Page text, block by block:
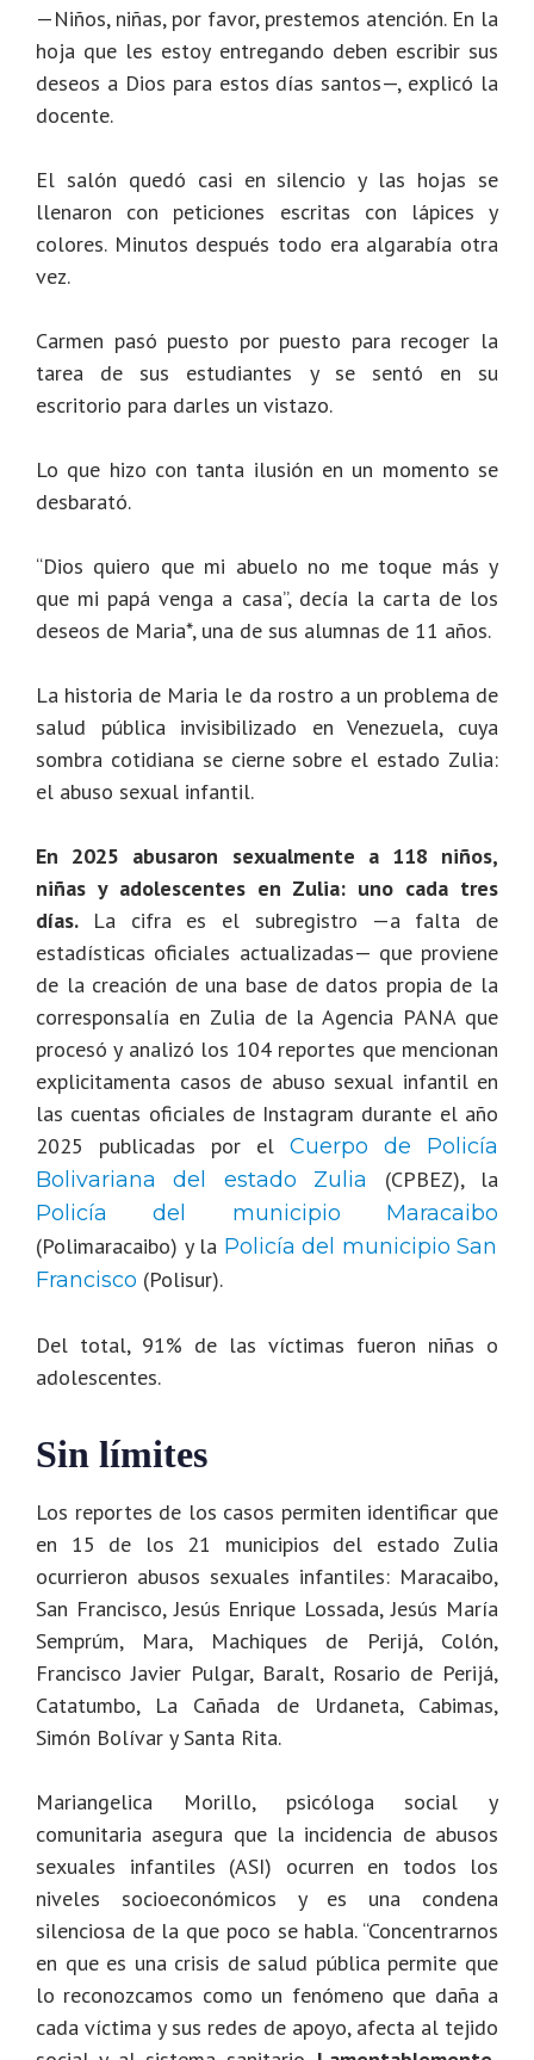
—Niños, niñas, por favor, prestemos atención. En la
hoja que les estoy entregando deben escribir sus
deseos a Dios para estos días santos—, explicó la
docente.
El salón quedó casi en silencio y las hojas se
llenaron con peticiones escritas con lápices y
colores. Minutos después todo era algarabía otra
vez.
Carmen pasó puesto por puesto para recoger la
tarea de sus estudiantes y se sentó en su
escritorio para darles un vistazo.
Lo que hizo con tanta ilusión en un momento se
desbarató.
“Dios quiero que mi abuelo no me toque más y
que mi papá venga a casa”, decía la carta de los
deseos de Maria*, una de sus alumnas de 11 años.
La historia de Maria le da rostro a un problema de
salud pública invisibilizado en Venezuela, cuya
sombra cotidiana se cierne sobre el estado Zulia:
el abuso sexual infantil.
En 2025 abusaron sexualmente a 118 niños,
niñas y adolescentes en Zulia: uno cada tres
días. La cifra es el subregistro —a falta de
estadísticas oficiales actualizadas— que proviene
de la creación de una base de datos propia de la
corresponsalía en Zulia de la Agencia PANA que
procesó y analizó los 104 reportes que mencionan
explicitamenta casos de abuso sexual infantil en
las cuentas oficiales de Instagram durante el año
2025 publicadas por el Cuerpo de Policía
Bolivariana del estado Zulia
(CPBEZ), la
Policía del municipio Maracaibo
(Polimaracaibo) y la Policía del municipio San
Francisco (Polisur).
Del total, 91% de las víctimas fueron niñas o
adolescentes.
Sin límites
Los reportes de los casos permiten identificar que
en 15 de los 21 municipios del estado Zulia
ocurrieron abusos sexuales infantiles: Maracaibo,
San Francisco, Jesús Enrique Lossada, Jesús María
Semprúm, Mara, Machiques de Perijá, Colón,
Francisco Javier Pulgar, Baralt, Rosario de Perijá,
Catatumbo, La Cañada de Urdaneta, Cabimas,
Simón Bolívar y Santa Rita.
Mariangelica Morillo, psicóloga social y
comunitaria asegura que la incidencia de abusos
sexuales infantiles (ASI) ocurren en todos los
niveles socioeconómicos y es una condena
silenciosa de la que poco se habla. “Concentrarnos
en que es una crisis de salud pública permite que
lo reconozcamos como un fenómeno que daña a
cada víctima y sus redes de apoyo, afecta al tejido